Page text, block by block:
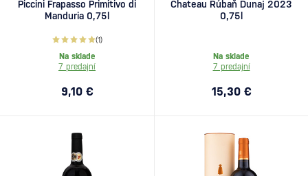
Piccini Frapasso Primitivo di
Manduria 0,75l
(1)
Na sklade
7 predajní
9,10 €
Chateau Rúbaň Dunaj 2023
0,75l
Na sklade
7 predajní
15,30 €